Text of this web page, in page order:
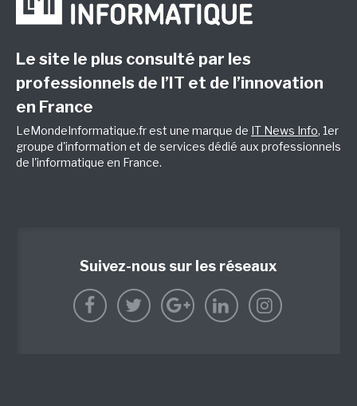
Le site le plus consulté par les
professionnels de l’IT et de l’innovation
en France
LeMondeInformatique.fr est une marque de IT News Info, 1er
groupe d'information et de services dédié aux professionnels
de l'informatique en France.
Suivez-nous sur les réseaux